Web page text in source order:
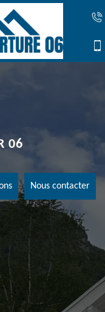
06
Nous contacter